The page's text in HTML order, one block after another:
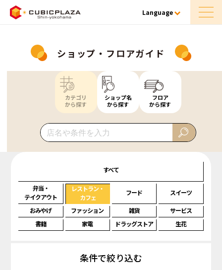
Language
ショップ・フロアガイド
カテゴリ
から探す
ショップ名
から探す
フロア
から探す
すべて
弁当・
テイクアウト
レストラン・
カフェ
フード スイーツ
おみやげ ファッション 雑貨
サービス
書籍
家電 ドラッグストア 生花
条件で絞り込む